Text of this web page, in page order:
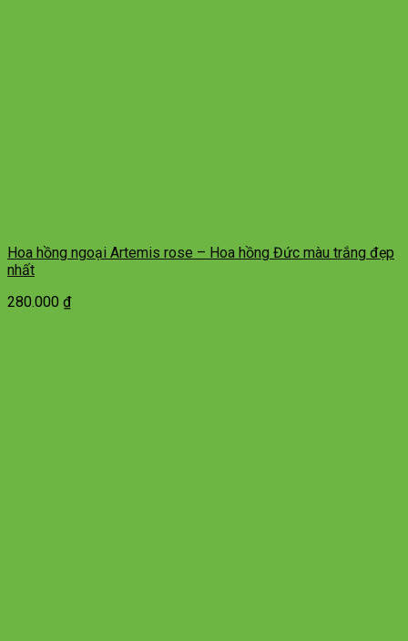
Hoa hồng ngoại Artemis rose – Hoa hồng Đức màu trắng đẹp
nhất
280.000 ₫